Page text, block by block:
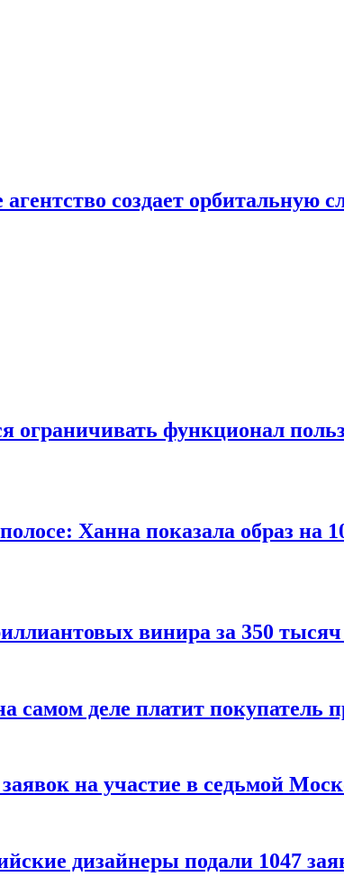
создает орбитальную
ограничивать функционал
Ханна показала образ на
винира за 350
самом деле платит покупатель
на участие в седьмой
дизайнеры подали 1047